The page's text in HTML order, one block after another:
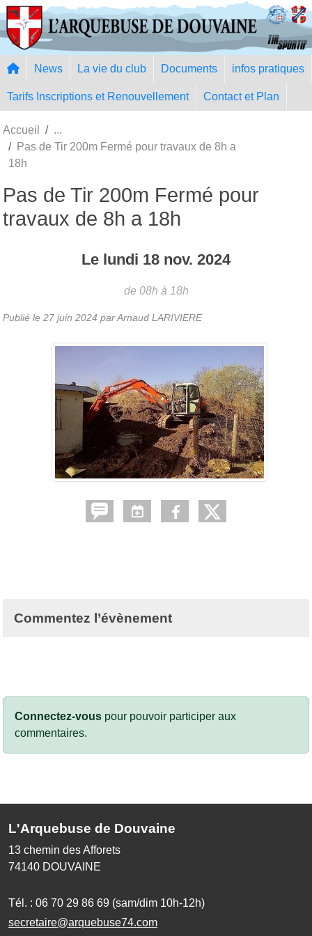
News La vie du club Documents infos pratiques
Tarifs Inscriptions et Renouvellement Contact et Plan
Accueil
Pas de Tir 200m Fermé pour travaux de 8h a
18h
Pas de Tir 200m Fermé pour
travaux de 8h a 18h
Le lundi 18 nov. 2024
de 08h à 18h
Publié le 27 juin 2024 par Arnaud LARIVIERE
Commentez l’évènement
Connectez-vous pour pouvoir participer aux
commentaires.
L'Arquebuse de Douvaine
13 chemin des Afforets
74140 DOUVAINE
Tél. : 06 70 29 86 69 (sam/dim 10h-12h)
secretaire@arquebuse74.com
Panneau de gestion des cookies